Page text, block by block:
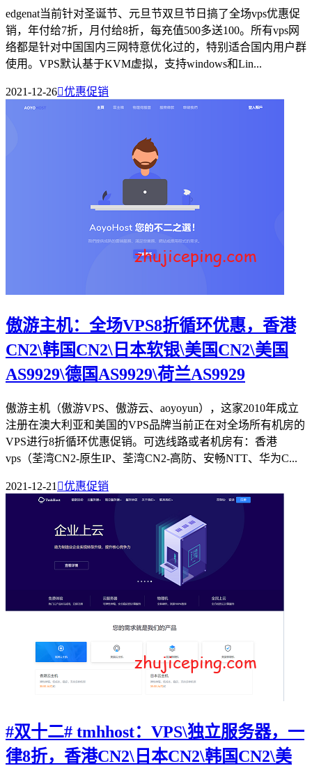
edgenat当前针对圣诞节、元旦节双旦节日搞了全场vps优惠促
销，年付给7折，月付给8折，每充值500多送100。所有vps网
络都是针对中国国内三网特意优化过的，特别适合国内用户群
使用。VPS默认基于KVM虚拟，支持windows和Lin...
2021-12-26优惠促销
傲游主机：全场VPS8折循环优惠，香港
CN2\韩国CN2\日本软银\美国CN2\美国
AS9929\德国AS9929\荷兰AS9929
傲游主机（傲游VPS、傲游云、aoyoyun），这家2010年成立
注册在澳大利亚和美国的VPS品牌当前正在对全场所有机房的
VPS进行8折循环优惠促销。可选线路或者机房有：香港
vps（荃湾CN2-原生IP、荃湾CN2-高防、安畅NTT、华为C...
2021-12-21 优惠促销
#双十二# tmhhost：VPS\独立服务器，一
律8折，香港CN2\日本CN2\韩国CN2\美